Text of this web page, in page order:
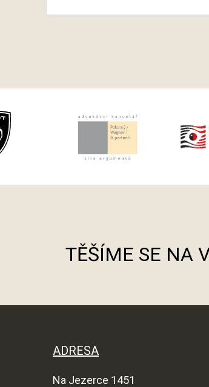
TĚŠÍME SE NA
ADRESA
Na Jezerce 1451